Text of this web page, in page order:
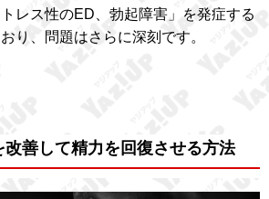
レス性のED、勃起障害」を発症する
り、問題はさらに深刻です。
改善して精力を回復させる方法